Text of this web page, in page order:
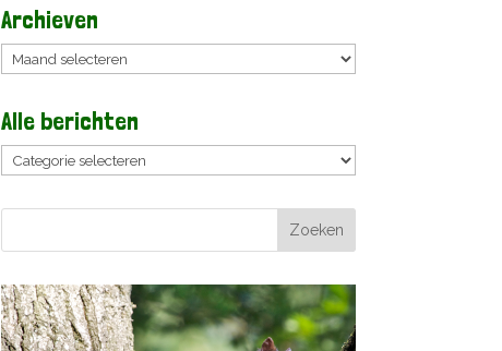
Archieven
Archieven
Alle berichten
Alle